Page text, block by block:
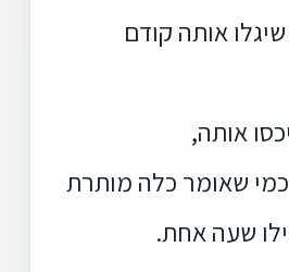
אותה קודם
אותה,
שאומר כלה מותרת
שעה אחת.